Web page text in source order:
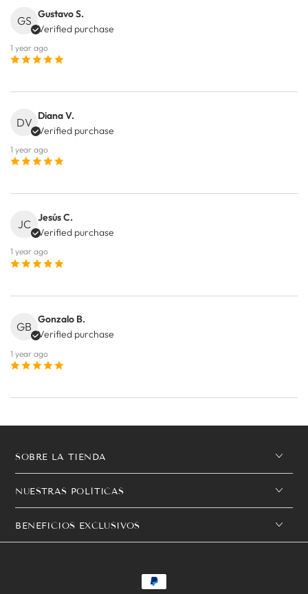
GS
Gustavo S.
Verified purchase
1 year ago
DV
Diana V.
Verified purchase
1 year ago
JC
Jesús C.
Verified purchase
1 year ago
GB
Gonzalo B.
Verified purchase
1 year ago
SOBRE LA TIENDA
NUESTRAS POLÍTICAS
BENEFICIOS EXCLUSIVOS